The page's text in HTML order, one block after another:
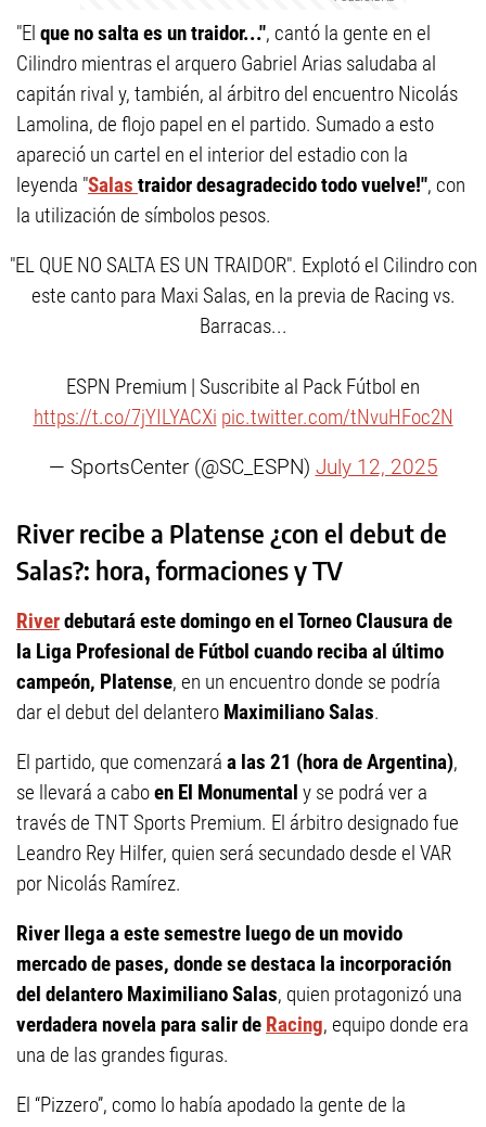
"El que no salta es un traidor...", cantó la gente en el
Cilindro mientras el arquero Gabriel Arias saludaba al
capitán rival y, también, al árbitro del encuentro Nicolás
Lamolina, de flojo papel en el partido. Sumado a esto
apareció un cartel en el interior del estadio con la
leyenda "Salas traidor desagradecido todo vuelve!", con
la utilización de símbolos pesos.
"EL QUE NO SALTA ES UN TRAIDOR". Explotó el Cilindro con
este canto para Maxi Salas, en la previa de Racing vs.
Barracas...
ESPN Premium | Suscribite al Pack Fútbol en
https://t.co/7jYILYACXi pic.twitter.com/tNvuHFoc2N
— SportsCenter (@SC_ESPN) July 12, 2025
River recibe a Platense ¿con el debut de
Salas?: hora, formaciones y TV
Riverdebutará este domingo en el Torneo Clausura de
la Liga Profesional de Fútbol cuando reciba al último
campeón, Platense, en un encuentro donde se podría
dar el debut del delantero Maximiliano Salas.
El partido, que comenzará a las 21 (hora de Argentina),
se llevará a caboen El Monumental y se podrá ver a
través de TNT Sports Premium. El árbitro designado fue
Leandro Rey Hilfer, quien será secundado desde el VAR
por Nicolás Ramírez.
River llega a este semestre luego de un movido
mercado de pases, donde se destaca la incorporación
del delantero Maximiliano Salas, quien protagonizó una
verdadera novela para salir de Racing, equipo donde era
una de las grandes figuras.
El “Pizzero”, como lo había apodado la gente de la